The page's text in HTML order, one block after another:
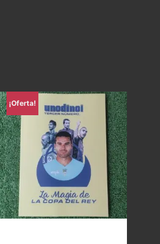
¡Oferta!